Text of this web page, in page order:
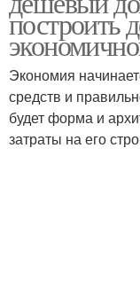
построить
Экономия
средств и
будет форма и
затраты на его